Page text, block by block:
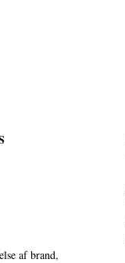
af brand,